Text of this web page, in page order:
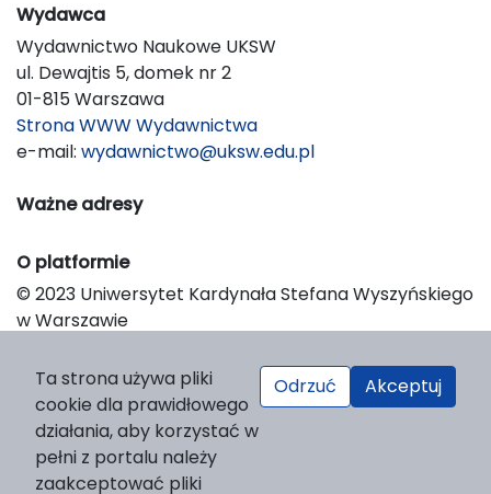
Wydawca
Wydawnictwo Naukowe UKSW
ul. Dewajtis 5, domek nr 2
01-815 Warszawa
Strona WWW Wydawnictwa
e-mail: wydawnictwo@uksw.edu.pl
Ważne adresy
O platformie
© 2023 Uniwersytet Kardynała Stefana Wyszyńskiego
w Warszawie
Platform & Workflow by OJS/PKP
Ta strona używa pliki
cookie dla prawidłowego
działania, aby korzystać w
pełni z portalu należy
zaakceptować pliki
Odrzuć Akceptuj